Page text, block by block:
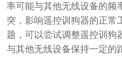
率可能与其他无线设备的频
突，影响遥控训狗器的正常
题，可以尝试调整遥控训狗
与其他无线设备保持一定的